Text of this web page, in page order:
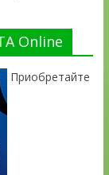
Online
Приобретайте